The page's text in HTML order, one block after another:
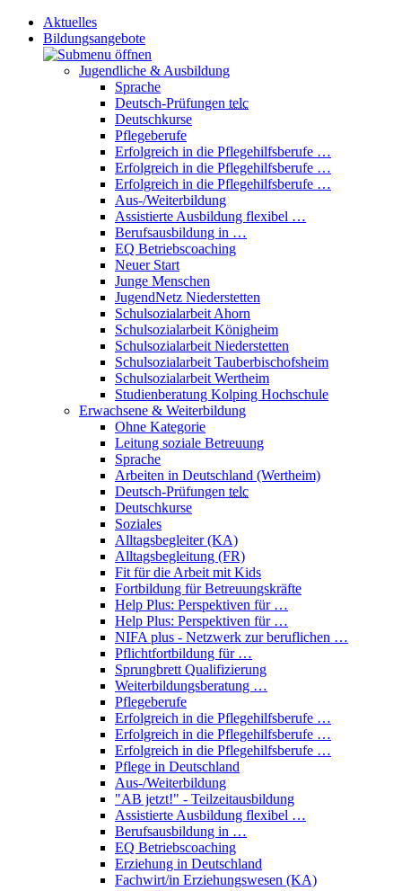
Aktuelles
Bildungsangebote
Jugendliche & Ausbildung
Sprache
Deutsch-Prüfungen telc
Deutschkurse
Pflegeberufe
Erfolgreich in die Pflegehilfsberufe …
Erfolgreich in die Pflegehilfsberufe …
Erfolgreich in die Pflegehilfsberufe …
Aus-/Weiterbildung
Assistierte Ausbildung flexibel …
Berufsausbildung in …
EQ Betriebscoaching
Neuer Start
Junge Menschen
JugendNetz Niederstetten
Schulsozialarbeit Ahorn
Schulsozialarbeit Königheim
Schulsozialarbeit Niederstetten
Schulsozialarbeit Tauberbischofsheim
Schulsozialarbeit Wertheim
Studienberatung Kolping Hochschule
Erwachsene & Weiterbildung
Ohne Kategorie
Leitung soziale Betreuung
Sprache
Arbeiten in Deutschland (Wertheim)
Deutsch-Prüfungen telc
Deutschkurse
Soziales
Alltagsbegleiter (KA)
Alltagsbegleitung (FR)
Fit für die Arbeit mit Kids
Fortbildung für Betreuungskräfte
Help Plus: Perspektiven für …
Help Plus: Perspektiven für …
NIFA plus - Netzwerk zur beruflichen …
Pflichtfortbildung für …
Sprungbrett Qualifizierung
Weiterbildungsberatung …
Pflegeberufe
Erfolgreich in die Pflegehilfsberufe …
Erfolgreich in die Pflegehilfsberufe …
Erfolgreich in die Pflegehilfsberufe …
Pflege in Deutschland
Aus-/Weiterbildung
"AB jetzt!" - Teilzeitausbildung
Assistierte Ausbildung flexibel …
Berufsausbildung in …
EQ Betriebscoaching
Erziehung in Deutschland
Fachwirt/in Erziehungswesen (KA)